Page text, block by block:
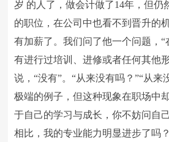
岁 的人了，做会计做了14年，但仍
的职位，在公司中也看不到晋升的
有加薪了。我们问了他一个问题，“
有进行过培训、进修或者任何其他
说，“没有”。“从来没有吗？”“从来
极端的例子，但这种现象在职场中
于自己的学习与成长，你不妨问自
相比，我的专业能力明显进步了吗